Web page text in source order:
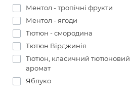
Ментол - тропічні фрукти
Ментол - ягоди
Тютюн - смородина
Тютюн Вірджинія
Тютюн, класичний тютюновий
аромат
Яблуко